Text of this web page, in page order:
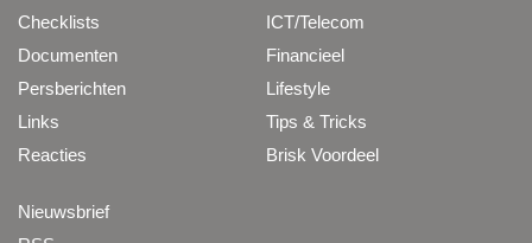
Checklists
Documenten
Persberichten
Links
Reacties
ICT/Telecom
Financieel
Lifestyle
Tips & Tricks
Brisk Voordeel
Nieuwsbrief